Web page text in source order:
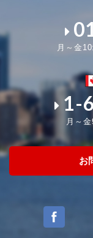
月～金
1-
月～
お